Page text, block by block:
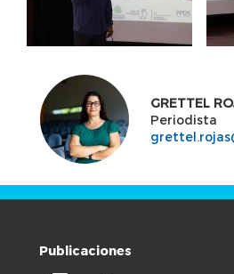
GRETTEL
Periodista
Publicaciones